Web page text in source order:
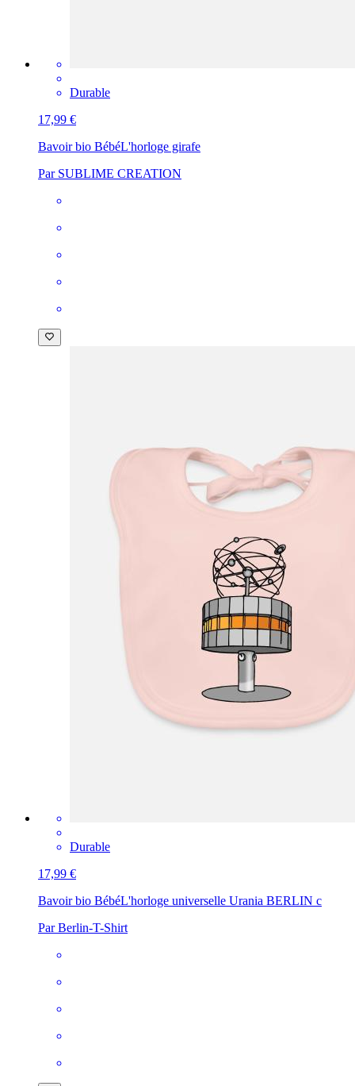
Durable
17,99 €
Bavoir bio BébéL'horloge girafe
Par SUBLIME CREATION
Durable
17,99 €
Bavoir bio BébéL'horloge universelle Urania BERLIN c
Par Berlin-T-Shirt